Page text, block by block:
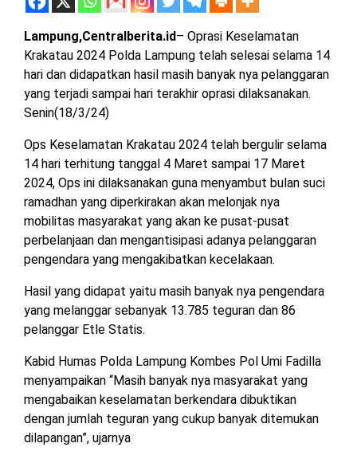
LAMPUNG
LAMPUNG
UTARA
MESUJI
PESISIR
BARAT
TULANG
BAWANG
TULANG
BARAT
WAYKANAN
LAMTENG
DPRD
LAMBAR
LAMTIM
DPRD
LAMPUNG
UTARA
DPRD
DPRD
PESISIR
DPRD
TULANG
BAWANG
Lampung,Centralberita.id– Oprasi Keselamatan
Krakatau 2024 Polda Lampung telah selesai selama 14
hari dan didapatkan hasil masih banyak nya pelanggaran
yang terjadi sampai hari terakhir oprasi dilaksanakan.
Senin(18/3/24)
Ops Keselamatan Krakatau 2024 telah bergulir selama
14 hari terhitung tanggal 4 Maret sampai 17 Maret
2024, Ops ini dilaksanakan guna menyambut bulan suci
ramadhan yang diperkirakan akan melonjak nya
mobilitas masyarakat yang akan ke pusat-pusat
perbelanjaan dan mengantisipasi adanya pelanggaran
pengendara yang mengakibatkan kecelakaan.
Hasil yang didapat yaitu masih banyak nya pengendara
yang melanggar sebanyak 13.785 teguran dan 86
pelanggar Etle Statis.
Kabid Humas Polda Lampung Kombes Pol Umi Fadilla
menyampaikan “Masih banyak nya masyarakat yang
mengabaikan keselamatan berkendara dibuktikan
dengan jumlah teguran yang cukup banyak ditemukan
dilapangan”, ujarnya